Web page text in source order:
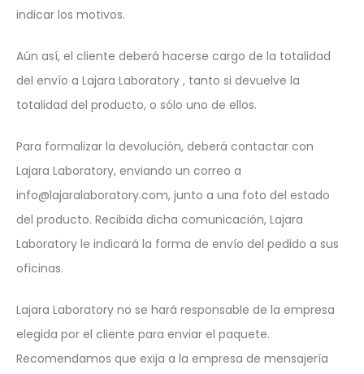
indicar los motivos.
Aún así, el cliente deberá hacerse cargo de la totalidad
del envío a Lajara Laboratory , tanto si devuelve la
totalidad del producto, o sólo uno de ellos.
Para formalizar la devolución, deberá contactar con
Lajara Laboratory, enviando un correo a
info@lajaralaboratory.com, junto a una foto del estado
del producto. Recibida dicha comunicación, Lajara
Laboratory le indicará la forma de envío del pedido a sus
oficinas.
Lajara Laboratory no se hará responsable de la empresa
elegida por el cliente para enviar el paquete.
Recomendamos que exija a la empresa de mensajería